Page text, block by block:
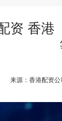
资 香港
来源：香港配资公